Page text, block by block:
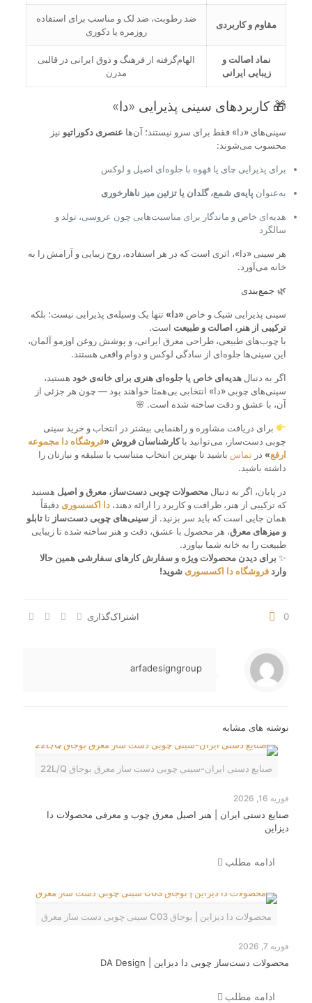
مقاوم و کاربردی
ضد رطوبت، ضد لک و مناسب برای استفاده
روزمره یا دکوری
نماد اصالت و
زیبایی ایرانی
الهام‌گرفته از فرهنگ و ذوق ایرانی در قالبی
مدرن
🎁 کاربردهای سینی پذیرایی «دا»
سینی‌های «دا» فقط برای سرو نیستند؛ آن‌ها عنصری دکوراتیو نیز
محسوب می‌شوند:
برای پذیرایی چای یا قهوه با جلوه‌ای اصیل و لوکس
به‌عنوان پایه‌ی شمع، گلدان یا تزئین میز ناهارخوری
هدیه‌ای خاص و ماندگار برای مناسبت‌هایی چون عروسی، تولد و
سالگرد
هر سینی «دا»، اثری است که در هر استفاده، روح زیبایی و آرامش را به
خانه می‌آورد.
🌿 جمع‌بندی
سینی پذیرایی شیک و خاص «دا» تنها یک وسیله‌ی پذیرایی نیست؛ بلکه
ترکیبی از هنر، اصالت و طبیعت است.
با چوب‌های طبیعی، طراحی معرق ایرانی، و پوشش روغن اوزمو آلمان،
این سینی‌ها جلوه‌ای از سادگی لوکس و دوام واقعی هستند.
اگر به دنبال هدیه‌ای خاص یا جلوه‌ای هنری برای خانه‌ی خودهستید،
سینی‌های چوبی «دا» انتخابی بی‌همتا خواهند بود — چون هر جزئی از
آن، با عشق و دقت ساخته شده است. 🌸
برای دریافت مشاوره و راهنمایی بیشتر در انتخاب و خرید سینی
چوبی دست‌ساز، می‌توانید باکارشناسان فروش «فروشگاه دا مجموعه
ارفع» در تماس باشید تا بهترین انتخاب متناسب با سلیقه و نیازتان را
داشته باشید.
در پایان، اگر به دنبال محصولات چوبی دست‌ساز، معرق و اصیل هستید
که ترکیبی از هنر، ظرافت و کاربرد را ارائه دهند، دا اکسسوری دقیقاً
همان جایی است که باید سر بزنید. از سینی‌های چوبی دست‌ساز تا تابلو‌
و میزهای معرق، هر محصول با عشق، دقت و هنر ساخته شده تا زیبایی
طبیعت را به خانه شما بیاورد.
✨ برای دیدن محصولات ویژه و سفارش کارهای سفارشی همین حالا
واردفروشگاه دا اکسسوری شوید!
اشتراک‌گذاری 0
arfadesigngroup
نوشته های مشابه
صنایع دستی ایران-سینی چوبی دست ساز معرق بوجاق 22L/Q
فوریه 16, 2026
صنایع دستی ایران | هنر اصیل معرق چوب و معرفی محصولات دا
دیزاین
ادامه مطلب
محصولات دا دیزاین | بوجاق C03 سینی چوبی دست ساز معرق
فوریه 7, 2026
محصولات دست‌ساز چوبی دا دیزاین | DA Design
ادامه مطلب